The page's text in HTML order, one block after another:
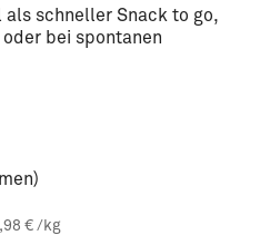
schneller Snack to go,
bei spontanen
€ /kg